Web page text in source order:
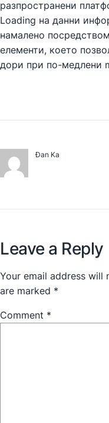
разпространени
Loading на данни
намалено
елементи, което
дори при по-медлени
Đan Ka
Leave a Reply
Your email address will
are marked *
Comment *